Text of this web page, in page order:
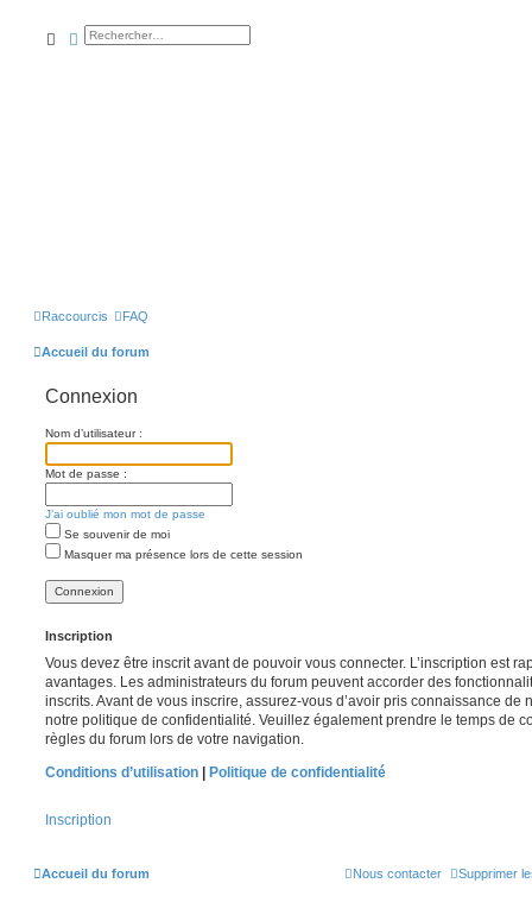
rechercher
rechercheavancée
Raccourcis FAQ
Accueil du forum
Connexion
Nom d’utilisateur :
Mot de passe :
J’ai oublié mon mot de passe
Se souvenir de moi
Masquer ma présence lors de cette session
Inscription
Vous devez être inscrit avant de pouvoir vous connecter. L’inscription est
avantages. Les administrateurs du forum peuvent accorder des
inscrits. Avant de vous inscrire, assurez-vous d’avoir pris connaissance de
notre politique de confidentialité. Veuillez également prendre le temps de
règles du forum lors de votre navigation.
Conditions d’utilisation | Politique de confidentialité
Inscription
Accueil du forum Supprimer
Nous contacter